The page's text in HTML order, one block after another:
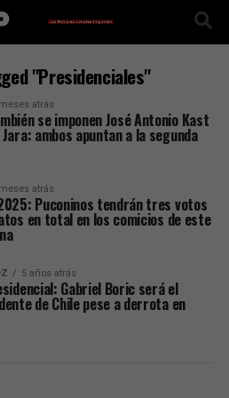
"Presidenciales"
atrás
se imponen José Antonio Kast
ambos apuntan a la segunda
atrás
Puconinos tendrán tres votos
en total en los comicios de este
5 años atrás
Gabriel Boric será el
de Chile pese a derrota en